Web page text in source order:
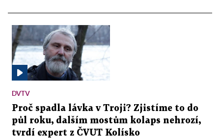
DVTV
Proč spadla lávka v Troji? Zjistíme to do
půl roku, dalším mostům kolaps nehrozí,
tvrdí expert z ČVUT Kolísko